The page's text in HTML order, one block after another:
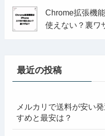
Chrome拡張機
使えない？裏ワ
最近の投稿
メルカリで送料が安い
すめと最安は？